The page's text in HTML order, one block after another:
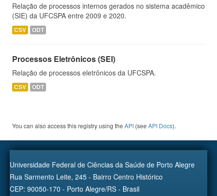
Relação de processos internos gerados no sistema acadêmico
(SIE) da UFCSPA entre 2009 e 2020.
CSV ODT
Processos Eletrônicos (SEI)
Relação de processos eletrônicos da UFCSPA.
CSV ODT
You can also access this registry using the API (see API Docs).
Universidade Federal de Ciências da Saúde de Porto Alegre
Rua Sarmento Leite, 245 - Bairro Centro Histórico
CEP: 90050-170 - Porto Alegre/RS - Brasil